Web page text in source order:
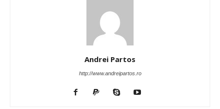
Andrei Partos
http://www.andreipartos.ro